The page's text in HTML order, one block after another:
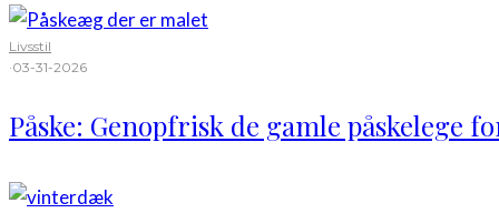
Livsstil
·03-31-2026
Påske: Genopfrisk de gamle påskelege